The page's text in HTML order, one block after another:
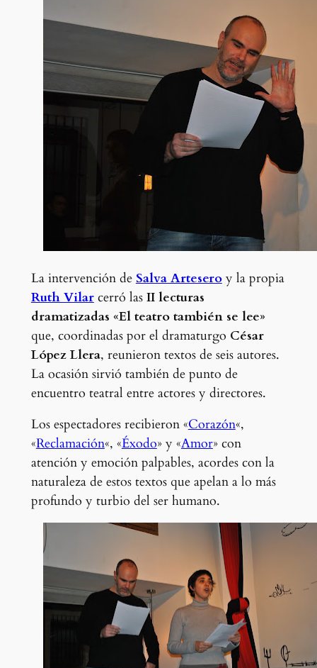
La intervención deSalva Arteseroy la propia
Ruth Vilarcerró las II lecturas
dramatizadas «El teatro también se lee»
que, coordinadas por el dramaturgo César
López Llera, reunieron textos de seis autores.
La ocasión sirvió también de punto de
encuentro teatral entre actores y directores.
Los espectadores recibieron «Corazón«,
«Reclamación«, «Éxodo» y «Amor» con
atención y emoción palpables, acordes con la
naturaleza de estos textos que apelan a lo más
profundo y turbio del ser humano.